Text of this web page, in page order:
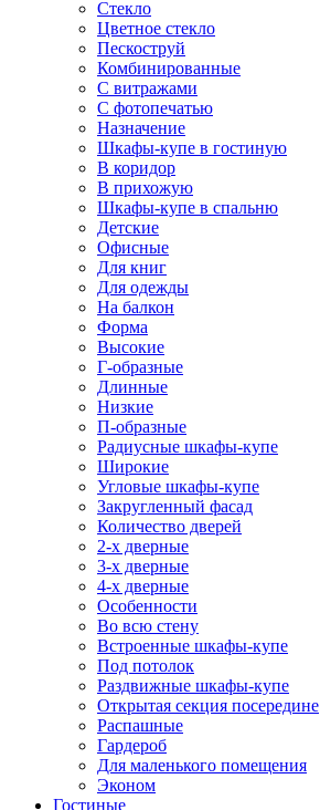
Стекло
Цветное стекло
Пескоструй
Комбинированные
С витражами
С фотопечатью
Назначение
Шкафы-купе в гостиную
В коридор
В прихожую
Шкафы-купе в спальню
Детские
Офисные
Для книг
Для одежды
На балкон
Форма
Высокие
Г-образные
Длинные
Низкие
П-образные
Радиусные шкафы-купе
Широкие
Угловые шкафы-купе
Закругленный фасад
Количество дверей
2-х дверные
3-х дверные
4-х дверные
Особенности
Во всю стену
Встроенные шкафы-купе
Под потолок
Раздвижные шкафы-купе
Открытая секция посередине
Распашные
Гардероб
Для маленького помещения
Эконом
Гостиные